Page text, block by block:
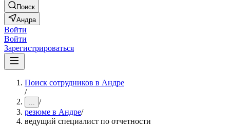
Поиск
Андра
Войти
Войти
Зарегистрироваться
Поиск сотрудников в Андре
/
... /
резюме в Андре/
ведущий специалист по отчетности